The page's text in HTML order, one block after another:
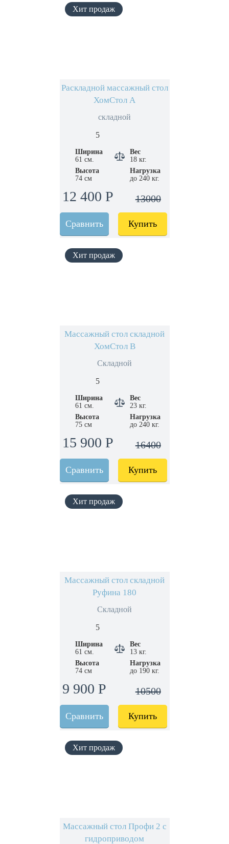
Раскладной массажный стол
ХомСтол А
складной
5
Ширина
61 см.
Вес
18 кг.
Высота
74 см
Нагрузка
до 240 кг.
12 400 Р 13000
Сравнить Купить
Массажный стол складной
ХомСтол B
Складной
5
Ширина
61 см.
Вес
23 кг.
Высота
75 см
Нагрузка
до 240 кг.
15 900 Р 16400
Сравнить Купить
Массажный стол складной
Руфина 180
Складной
5
Ширина
61 см.
Вес
13 кг.
Высота
74 см
Нагрузка
до 190 кг.
9 900 Р 10500
Сравнить Купить
Массажный стол Профи 2 с
гидроприводом